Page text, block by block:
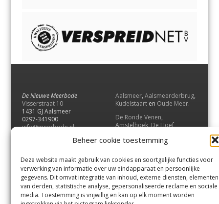
Beheer cookie toestemming
Deze website maakt gebruik van cookies en soortgelijke functies voor
verwerking van informatie over uw eindapparaat en persoonlijke
gegevens. Dit omvat integratie van inhoud, externe diensten, elementen
van derden, statistische analyse, gepersonaliseerde reclame en sociale
media. Toestemming is vrijwillig en kan op elk moment worden
De Nieuwe Meerbode
Visserstraat 10
1431 GJ Aalsmeer
0297-341900
info@meerbode.nl
Aalsmeer, Aalsmeerderbrug,
Kudelstaart en Oude Meer.
De Ronde Venen,
Amstelhoek,De Hoef,
Vrouwenakker,Waverveen
UithoornenDe Kwakel.
Contact
Andere uitgaven